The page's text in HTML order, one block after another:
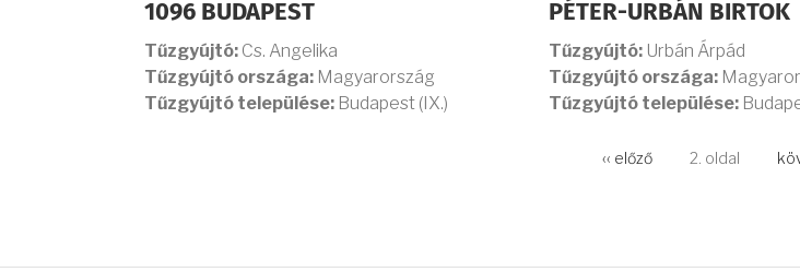
1096 BUDAPEST
Tűzgyújtó: Cs. Angelika
Tűzgyújtó országa: Magyarország
Tűzgyújtó települése: Budapest (IX.)
PÉTER-URBÁN BIRTOK
Tűzgyújtó: Urbán Árpád
Tűzgyújtó országa:
Tűzgyújtó települése:
Előző
‹‹ előző 2. oldal